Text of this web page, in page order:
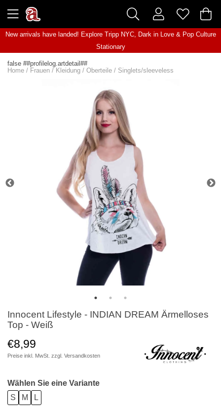
New arrivals have landed! Explore Tripp NYC, Dark in Love& Pop Culture
Stationary
false ##profilelog.artdetail##
Home / Frauen / Kleidung / Oberteile / Singlets/sleeveless
Innocent Lifestyle - INDIAN DREAM Ärmelloses
Top - Weiß
€8,99
Preise inkl. MwSt. zzgl. Versandkosten
Wählen Sie eine Variante
S
M L